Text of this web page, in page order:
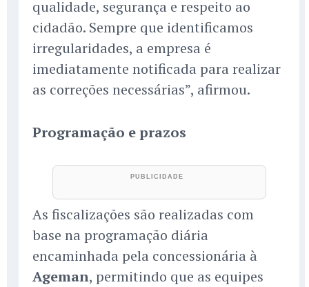
qualidade, segurança e respeito ao
cidadão. Sempre que identificamos
irregularidades, a empresa é
imediatamente notificada para realizar
as correções necessárias”, afirmou.
Programação e prazos
As fiscalizações são realizadas com
base na programação diária
encaminhada pela concessionária à
Ageman, permitindo que as equipes